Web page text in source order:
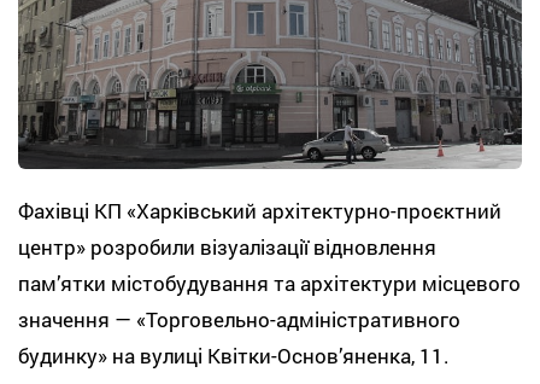
Фахівці КП «Харківський архітектурно-проєктний
центр» розробили візуалізації відновлення
пам’ятки містобудування та архітектури місцевого
значення — «Торговельно-адміністративного
будинку» на вулиці Квітки-Основ’яненка, 11.